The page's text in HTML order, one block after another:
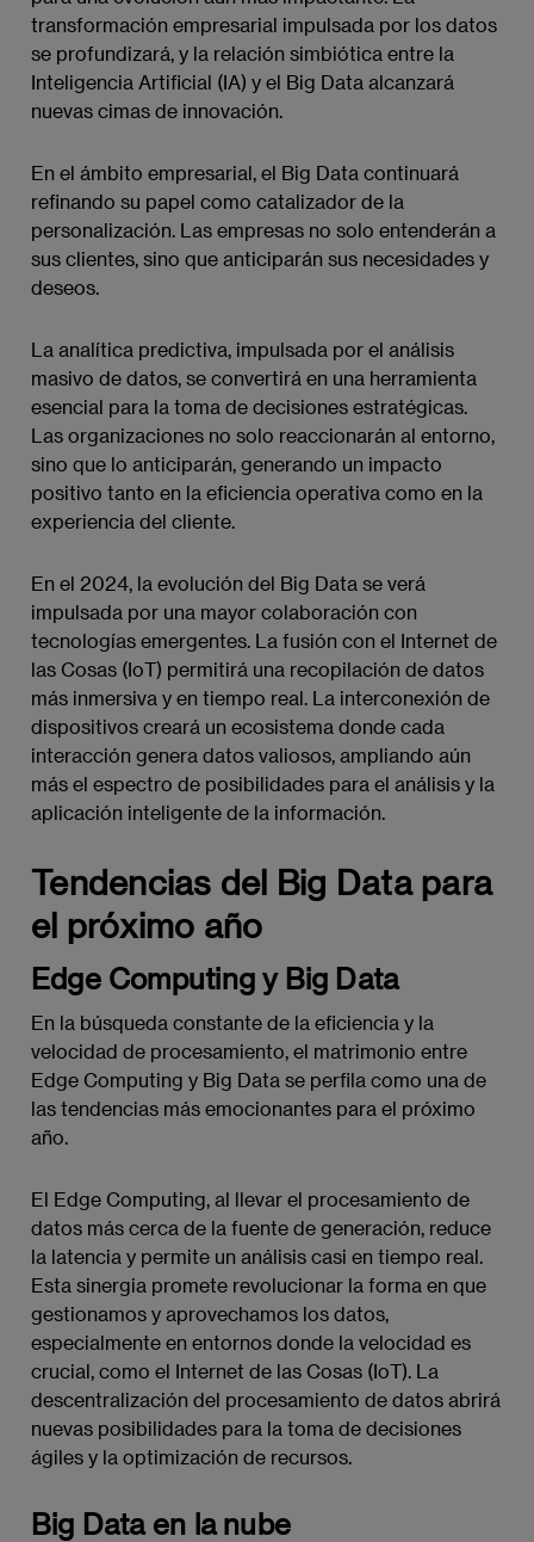
transformación empresarial impulsada por los datos
se profundizará, y la relación simbiótica entre la
Inteligencia Artificial (IA) y el Big Data alcanzará
nuevas cimas de innovación.
En el ámbito empresarial, el Big Data continuará
refinando su papel como catalizador de la
personalización. Las empresas no solo entenderán a
sus clientes, sino que anticiparán sus necesidades y
deseos.
La analítica predictiva, impulsada por el análisis
masivo de datos, se convertirá en una herramienta
esencial para la toma de decisiones estratégicas.
Las organizaciones no solo reaccionarán al entorno,
sino que lo anticiparán, generando un impacto
positivo tanto en la eficiencia operativa como en la
experiencia del cliente.
En el 2024, la evolución del Big Data se verá
impulsada por una mayor colaboración con
tecnologías emergentes. La fusión con el Internet de
las Cosas (IoT) permitirá una recopilación de datos
más inmersiva y en tiempo real. La interconexión de
dispositivos creará un ecosistema donde cada
interacción genera datos valiosos, ampliando aún
más el espectro de posibilidades para el análisis y la
aplicación inteligente de la información.
Tendencias del Big Data para
el próximo año
Edge Computing y Big Data
En la búsqueda constante de la eficiencia y la
velocidad de procesamiento, el matrimonio entre
Edge Computing y Big Data se perfila como una de
las tendencias más emocionantes para el próximo
año.
El Edge Computing, al llevar el procesamiento de
datos más cerca de la fuente de generación, reduce
la latencia y permite un análisis casi en tiempo real.
Esta sinergia promete revolucionar la forma en que
gestionamos y aprovechamos los datos,
especialmente en entornos donde la velocidad es
crucial, como el Internet de las Cosas (IoT). La
descentralización del procesamiento de datos abrirá
nuevas posibilidades para la toma de decisiones
ágiles y la optimización de recursos.
Big Data en la nube